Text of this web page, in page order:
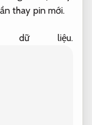
thay pin mới.
dữ liệu.